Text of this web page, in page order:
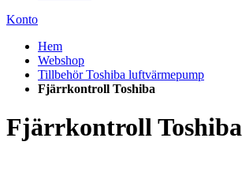
Konto
Hem
Webshop
Tillbehör Toshiba luftvärmepump
Fjärrkontroll Toshiba
Fjärrkontroll Toshiba